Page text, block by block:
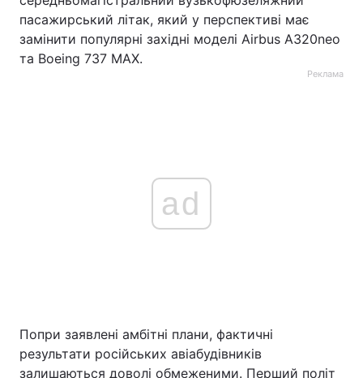
пасажирський літак, який у перспективі має
замінити популярні західні моделі Airbus A320neo
та Boeing 737 MAX.
Реклама
ad
Попри заявлені амбітні плани, фактичні
результати російських авіабудівників
залишаються доволі обмеженими. Перший політ